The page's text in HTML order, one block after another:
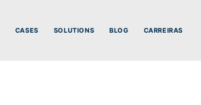
CASES SOLUTIONS BLOG CARREIRAS